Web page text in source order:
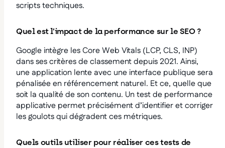
scripts techniques.
Quel est l’impact de la performance sur le SEO ?
Google intègre les Core Web Vitals (LCP, CLS, INP)
dans ses critères de classement depuis 2021. Ainsi,
une application lente avec une interface publique sera
pénalisée en référencement naturel. Et ce, quelle que
soit la qualité de son contenu. Un test de performance
applicative permet précisément d’identifier et corriger
les goulots qui dégradent ces métriques.
Quels outils utiliser pour réaliser ces tests de